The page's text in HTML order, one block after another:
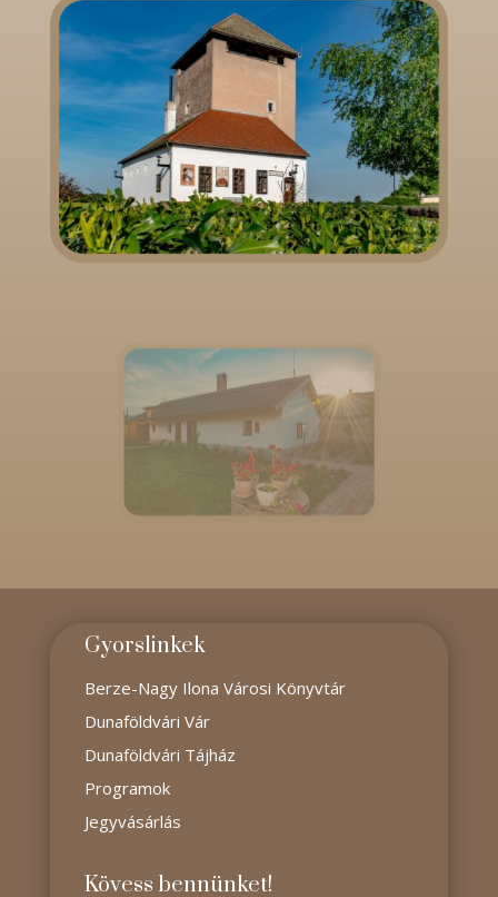
Gyorslinkek
Berze-Nagy Ilona Városi Könyvtár
Dunaföldvári Vár
Dunaföldvári Tájház
Programok
Jegyvásárlás
Kövess bennünket!